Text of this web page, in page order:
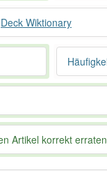
Deck Wiktionary
Artikel korrekt